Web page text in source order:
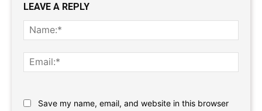
LEAVE A REPLY
Save my name, email, and website in this browser